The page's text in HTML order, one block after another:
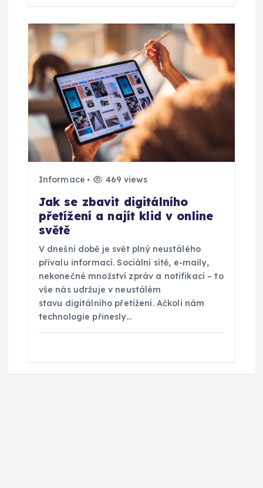
Informace 469 views
Jak se zbavit digitálního
přetížení a najít klid v online
světě
V dnešní době je svět plný neustálého
přívalu informací. Sociální sítě, e-maily,
nekonečné množství zpráv a notifikací – to
vše nás udržuje v neustálém
stavu digitálního přetížení. Ačkoli nám
technologie přinesly…